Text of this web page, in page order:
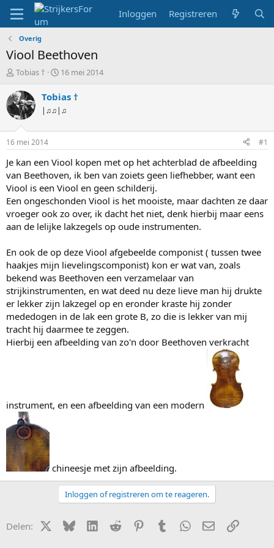
Inloggen Registreren
Overig
Viool Beethoven
T
p
i
c
s
a
r
e
r
Tobias †
S
a
t
t
u
16 mei 2014
Tobias †
|♫♫|♫
16 mei 2014 #1
Je kan een Viool kopen met op het achterblad de afbeelding
van Beethoven, ik ben van zoiets geen liefhebber, want een
Viool is een Viool en geen schilderij.
Een ongeschonden Viool is het mooiste, maar dachten ze daar
vroeger ook zo over, ik dacht het niet, denk hierbij maar eens
aan de lelijke lakzegels op oude instrumenten.
En ook de op deze Viool afgebeelde componist ( tussen twee
haakjes mijn lievelingscomponist) kon er wat van, zoals
bekend was Beethoven een verzamelaar van
strijkinstrumenten, en wat deed nu deze lieve man hij drukte
er lekker zijn lakzegel op en eronder kraste hij zonder
mededogen in de lak een grote B, zo die is lekker van mij
tracht hij daarmee te zeggen.
Hierbij een afbeelding van zo'n door Beethoven verkracht
instrument, en een afbeelding van een modern
chineesje met zijn afbeelding.
Inloggen of registreren om te reageren.
Delen: X (Twitter)
BlueskyLinkedIn
Reddit PinterestTumblr WhatsApp
E-mailLink